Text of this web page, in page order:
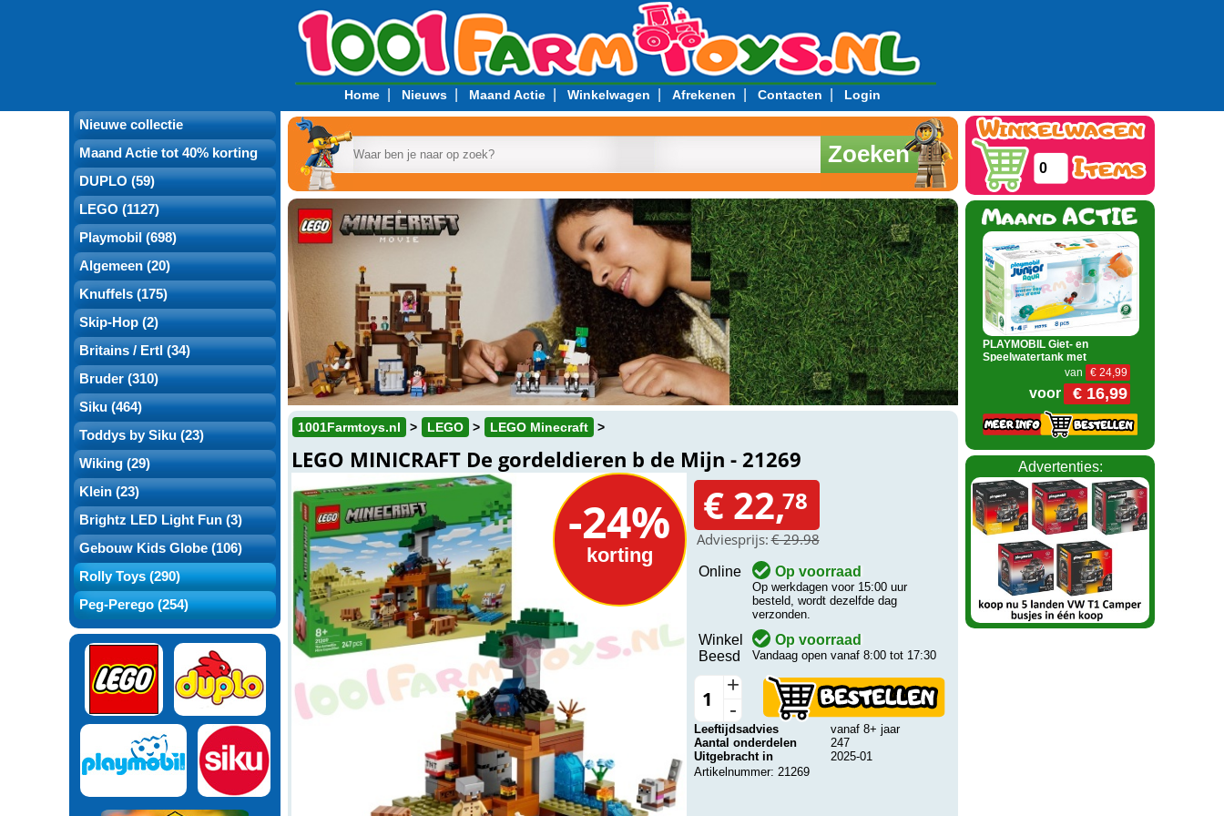
Home| Nieuws| Maand Actie| Winkelwagen Afrekenen Contacten Login
Nieuwe collectie
Maand Actie tot 40% korting
DUPLO (59)
LEGO (1127)
Playmobil (698)
Algemeen (20)
Knuffels (175)
Skip-Hop (2)
Britains / Ertl (34)
Bruder (310)
Siku (464)
Toddys by Siku (23)
Wiking (29)
Klein (23)
Brightz LED Light Fun (3)
Gebouw Kids Globe (106)
Rolly Toys (290)
Peg-Perego (254)
Zoeken
1001Farmtoys.nl LEGO LEGO Minecraft
LEGO MINICRAFT De gordeldieren b de Mijn - 21269
-24%
korting
€ 22,78
Adviesprijs:€ 29.98
Online Op voorraad
Op werkdagen voor 15:00 uur
besteld, wordt dezelfde dag
verzonden.
Winkel
Beesd
Op voorraad
Vandaag open vanaf 8:00 tot 17:30
+
-
Leeftijdsadvies
vanaf 8+ jaar
Aantal onderdelen
247
Uitgebracht in
2025-01
Artikelnummer: 21269
0
PLAYMOBIL Giet- en
Speelwatertank met
€ 24,99
van
€ 16,99
voor
Advertenties: